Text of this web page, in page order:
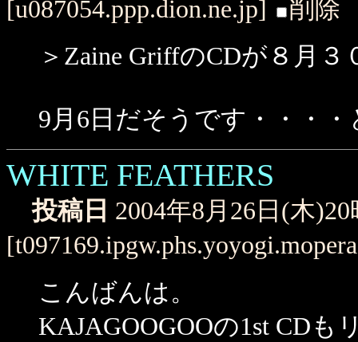
[u087054.ppp.dion.ne.jp]
削除
＞Zaine GriffのCDが８月
9月6日だそうです・・・
WHITE FEATHERS
投稿日 2004年8月26日(木
こんばんは。
KAJAGOOGOOの1st CD